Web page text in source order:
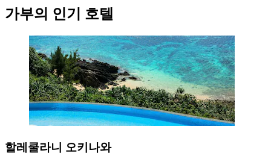
가부의 인기 호텔
할레쿨라니 오키나와